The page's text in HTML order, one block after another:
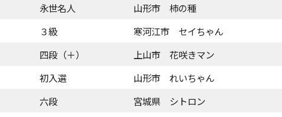
永世名人
山形市 柿の種
３級
寒河江市 セイちゃん
四段（＋）
上山市 花咲きマン
初入選
山形市 れいちゃん
六段
宮城県 シトロン